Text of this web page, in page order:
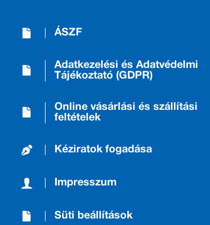
ÁSZF
Adatkezelési és Adatvédelmi
Tájékoztató (GDPR)
Online vásárlási és szállítási
feltételek
Kéziratok fogadása
Impresszum
Süti beállítások